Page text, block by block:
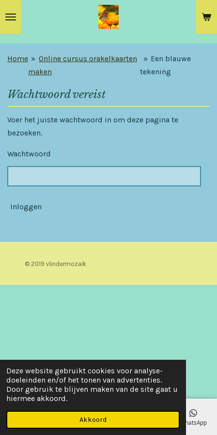
Deze website gebruikt cookies voor analyse-
doeleinden en/of het tonen van advertenties.
Door gebruik te blijven maken van de site gaat u
hiermee akkoord.
Akkoord
hoofdinhoud
Home » Online cursus orakelkaarten
maken
» Een blauwe
tekening
Wachtwoord vereist
Voer het juiste wachtwoord in om deze pagina te
bezoeken.
Wachtwoord
Inloggen
© 2019 vlindermozaik
Telefoonnummer WhatsApp